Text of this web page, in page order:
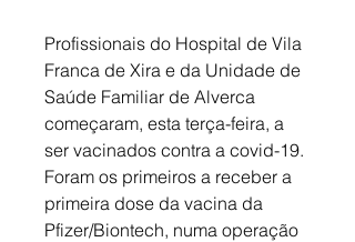
Profissionais do Hospital de Vila
Franca de Xira e da Unidade de
Saúde Familiar de Alverca
começaram, esta terça-feira, a
ser vacinados contra a covid-19.
Foram os primeiros a receber a
primeira dose da vacina da
Pfizer/Biontech, numa operação